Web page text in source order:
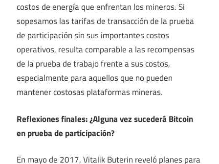
costos de energía que enfrentan los mineros. Si
sopesamos las tarifas de transacción de la prueba
de participación sin sus importantes costos
operativos, resulta comparable a las recompensas
de la prueba de trabajo frente a sus costos,
especialmente para aquellos que no pueden
mantener costosas plataformas mineras.
Reflexiones finales: ¿Alguna vez sucederá Bitcoin
en prueba de participación?
En mayo de 2017, Vitalik Buterin reveló planes para